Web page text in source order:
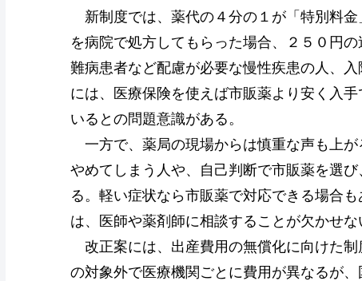
新制度では、薬代の４分の１が「特別料
を病院で処方してもらった場合、２５０円
難病患者など配慮が必要な慢性疾患の人、
には、医療保険を使えば市販薬より安く入
いるとの問題意識がある。
一方で、薬局の現場からは慎重な声も上
やめてしまう人や、自己判断で市販薬を選
る。軽い症状なら市販薬で対応できる場合
は、医師や薬剤師に相談することが欠かせな
改正案には、出産費用の無償化に向けた
の対象外で医療機関ごとに費用が異なるが